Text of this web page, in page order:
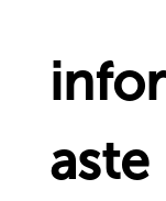
aste